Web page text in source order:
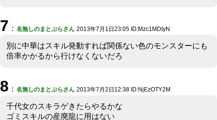
7 ： 名無しのまとぷらさん 2013年7月1日23:05 ID:Mzc1MDIyN
別に中華はスキル発動すれば関係ない色のモンスターにも
倍率かかるから行けなくないだろ
8 ： 名無しのまとぷらさん 2013年7月2日12:38 ID:NjEzOTY2M
千代女のスキラゲきたらやるかな
ゴミスキルの産廃龍に用はない